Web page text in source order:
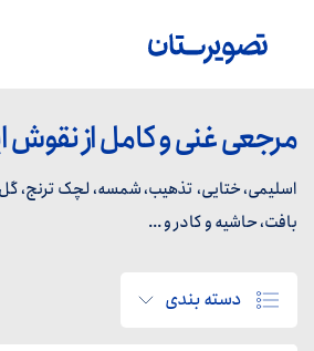
مرجعی غنی و کامل از نقوش
اسلیمی، ختایی، تذهیب، شمسه، لچک ترنج،
بافت، حاشیه و کادر و ...
دسته بندی